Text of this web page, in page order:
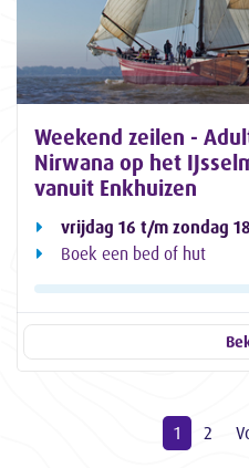
Weekend zeilen -
Nirwana op het
vanuit Enkhuizen
vrijdag 16 t/m zondag
Boek een bed of hut
1 2